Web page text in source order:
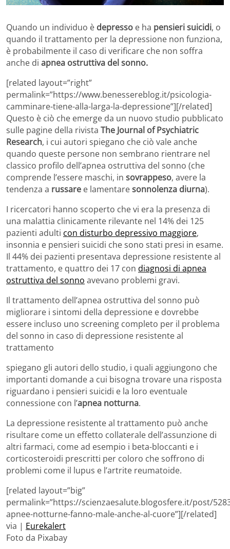
Quando un individuo è depresso e ha pensieri suicidi, o
quando il trattamento per la depressione non funziona,
è probabilmente il caso di verificare che non soffra
anche di apnea ostruttiva del sonno.
[related layout=”right”
permalink=”https://www.benessereblog.it/psicologia-
camminare-tiene-alla-larga-la-depressione”][/related]
Questo è ciò che emerge da un nuovo studio pubblicato
sulle pagine della rivista The Journal of Psychiatric
Research, i cui autori spiegano che ciò vale anche
quando queste persone non sembrano rientrare nel
classico profilo dell’apnea ostruttiva del sonno (che
comprende l’essere maschi, in sovrappeso, avere la
tendenza a russare e lamentaresonnolenza diurna).
I ricercatori hanno scoperto che vi era la presenza di
una malattia clinicamente rilevante nel 14% dei 125
pazienti adulti con disturbo depressivo maggiore,
insonnia e pensieri suicidi che sono stati presi in esame.
Il 44% dei pazienti presentava depressione resistente al
trattamento, e quattro dei 17 con diagnosi di apnea
ostruttiva del sonno avevano problemi gravi.
Il trattamento dell’apnea ostruttiva del sonno può
migliorare i sintomi della depressione e dovrebbe
essere incluso uno screening completo per il problema
del sonno in caso di depressione resistente al
trattamento
spiegano gli autori dello studio, i quali aggiungono che
importanti domande a cui bisogna trovare una risposta
riguardano i pensieri suicidi e la loro eventuale
connessione con l’apnea notturna.
La depressione resistente al trattamento può anche
risultare come un effetto collaterale dell’assunzione di
altri farmaci, come ad esempio i beta-bloccanti e i
corticosteroidi prescritti per coloro che soffrono di
problemi come il lupus e l’artrite reumatoide.
[related layout=”big”
permalink=”https://scienzaesalute.blogosfere.it/post/
apnee-notturne-fanno-male-anche-al-cuore”][/related]
via | Eurekalert
Foto da Pixabay